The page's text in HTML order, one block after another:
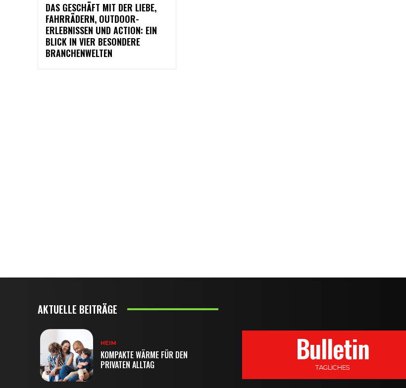
DAS GESCHÄFT MIT DER LIEBE,
FAHRRÄDERN, OUTDOOR-
ERLEBNISSEN UND ACTION: EIN
BLICK IN VIER BESONDERE
BRANCHENWELTEN
AKTUELLE BEITRÄGE
HEIM
KOMPAKTE WÄRME FÜR DEN
PRIVATEN ALLTAG
Bulletin
TAGLICHES